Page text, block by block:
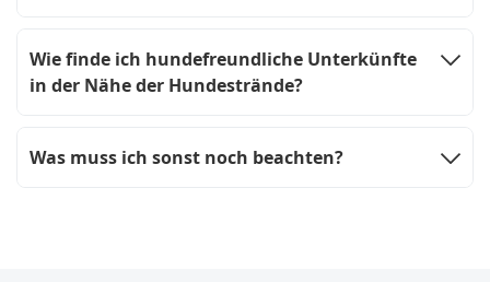
Wie finde ich hundefreundliche Unterkünfte
in der Nähe der Hundestrände?
Was muss ich sonst noch beachten?